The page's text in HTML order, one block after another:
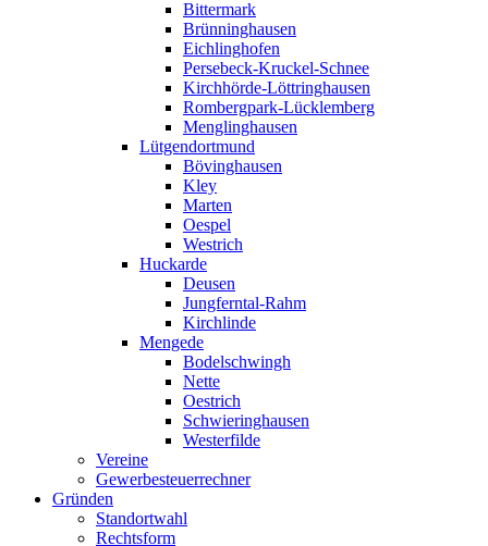
Bittermark
Brünninghausen
Eichlinghofen
Persebeck-Kruckel-Schnee
Kirchhörde-Löttringhausen
Rombergpark-Lücklemberg
Menglinghausen
Lütgendortmund
Bövinghausen
Kley
Marten
Oespel
Westrich
Huckarde
Deusen
Jungferntal-Rahm
Kirchlinde
Mengede
Bodelschwingh
Nette
Oestrich
Schwieringhausen
Westerfilde
Vereine
Gewerbesteuerrechner
Gründen
Standortwahl
Rechtsform